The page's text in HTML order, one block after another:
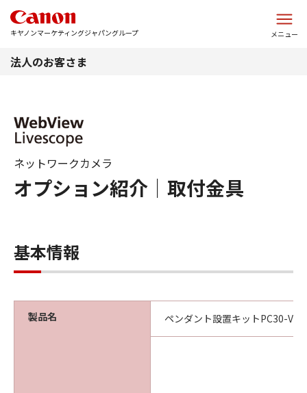
キヤノンマーケティングジャパングループ メニュー
法人のお客さま
オプション紹介｜取付金具
ネットワークカメラ
基本情報
製品名 ペンダント設置キットPC30-VB